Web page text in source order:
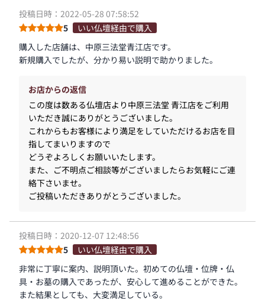
投稿日時：2022-05-28 07:58:52
5
いい仏壇経由で購入
購入した店舗は、中原三法堂青江店です。
新規購入でしたが、分かり易い説明で助かりました。
お店からの返信
この度は数ある仏壇店より中原三法堂 青江店をご利用
いただき誠にありがとうございました。
これからもお客様により満足をしていただけるお店を目
指してまいりますので
どうぞよろしくお願いいたします。
また、ご不明点ご相談等がございましたらお気軽にご連
絡下さいませ。
ご投稿いただきありがとうございました。
投稿日時：2020-12-07 12:48:56
5
いい仏壇経由で購入
非常に丁寧に案内、説明頂いた。初めての仏壇・位牌・仏
具・お墓の購入であったが、安心して進めることができた。
また結果としても、大変満足している。